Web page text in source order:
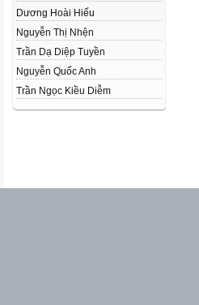
Dương Hoài Hiếu
Nguyễn Thị Nhện
Trần Dạ Diệp Tuyền
Nguyễn Quốc Anh
Trần Ngọc Kiều Diễm